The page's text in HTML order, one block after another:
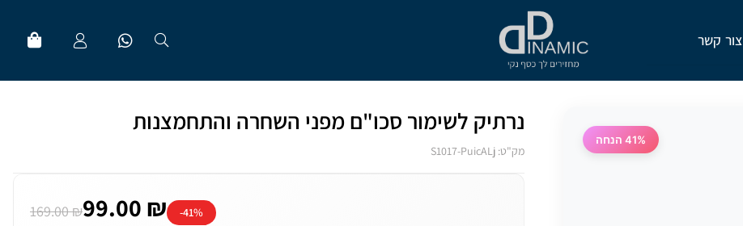
צור קשר
41% הנחה
נרתיק לשימור סכו"ם מפני השחרה והתחמצנות
מק"ט: S1017-PuicALj
169.00 ₪99.00 ₪ -41%